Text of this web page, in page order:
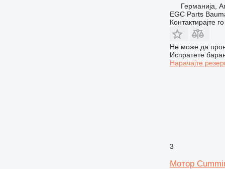
Германија,
EGC Parts
Контактирајте
Не може да
Испратете
Нарачајте
3
Мотор